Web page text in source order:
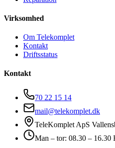
Virksomhed
Om Telekomplet
Kontakt
Driftsstatus
Kontakt
70 22 15 14
mail@telekomplet.dk
TeleKomplet ApS
Man – tor: 08.30 – 16.30